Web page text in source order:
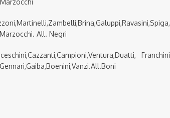
All. Negri
Franchini